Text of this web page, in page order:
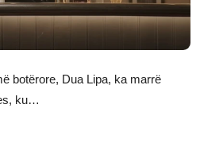
botërore, Dua Lipa, ka marrë
ku…